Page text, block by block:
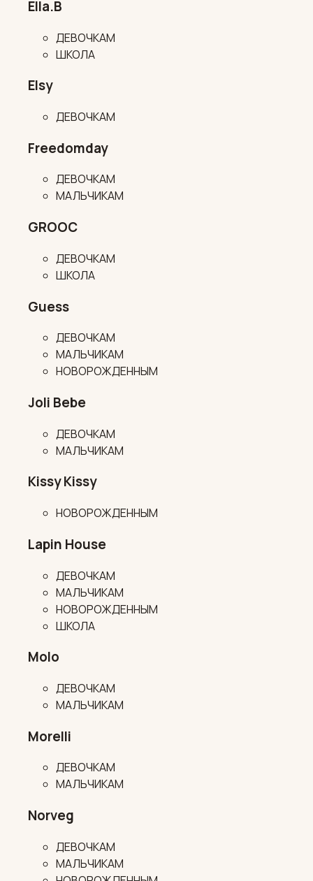
Ella.B
ДЕВОЧКАМ
ШКОЛА
Elsy
ДЕВОЧКАМ
Freedomday
ДЕВОЧКАМ
МАЛЬЧИКАМ
GROOC
ДЕВОЧКАМ
ШКОЛА
Guess
ДЕВОЧКАМ
МАЛЬЧИКАМ
НОВОРОЖДЕННЫМ
Joli Bebe
ДЕВОЧКАМ
МАЛЬЧИКАМ
Kissy Kissy
НОВОРОЖДЕННЫМ
Lapin House
ДЕВОЧКАМ
МАЛЬЧИКАМ
НОВОРОЖДЕННЫМ
ШКОЛА
Molo
ДЕВОЧКАМ
МАЛЬЧИКАМ
Morelli
ДЕВОЧКАМ
МАЛЬЧИКАМ
Norveg
ДЕВОЧКАМ
МАЛЬЧИКАМ